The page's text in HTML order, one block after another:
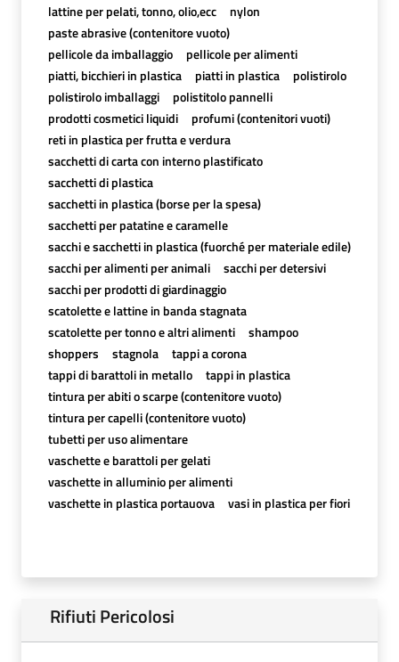
lattine per pelati, tonno, olio,ecc
nylon
paste abrasive (contenitore vuoto)
pellicole da imballaggio
pellicole per alimenti
piatti, bicchieri in plastica
piatti in plastica
polistirolo
polistirolo imballaggi
polistitolo pannelli
prodotti cosmetici liquidi
profumi (contenitori vuoti)
reti in plastica per frutta e verdura
sacchetti di carta con interno plastificato
sacchetti di plastica
sacchetti in plastica (borse per la spesa)
sacchetti per patatine e caramelle
sacchi e sacchetti in plastica (fuorché per materiale edile)
sacchi per alimenti per animali
sacchi per detersivi
sacchi per prodotti di giardinaggio
scatolette e lattine in banda stagnata
scatolette per tonno e altri alimenti
shampoo
shoppers
stagnola
tappi a corona
tappi di barattoli in metallo
tappi in plastica
tintura per abiti o scarpe (contenitore vuoto)
tintura per capelli (contenitore vuoto)
tubetti per uso alimentare
vaschette e barattoli per gelati
vaschette in alluminio per alimenti
vaschette in plastica portauova
vasi in plastica per fiori
Rifiuti Pericolosi